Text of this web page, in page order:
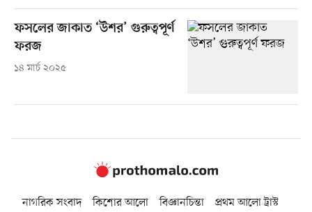
ফসলের জাকাত ‘উশর’ গুরুত্বপূর্ণ
ফরজ
১৪ মার্চ ২০২৫
নাগরিক সংবাদ কিশোর আলো বিজ্ঞানচিন্তা
প্রথম আলো ট্রাস্ট